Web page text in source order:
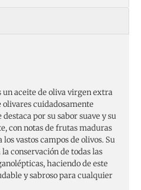
un aceite de oliva virgen extra
cuidadosamente
por su sabor suave y su
con notas de frutas maduras
vastos campos de olivos. Su
conservación de todas las
haciendo de este
y sabroso para cualquier